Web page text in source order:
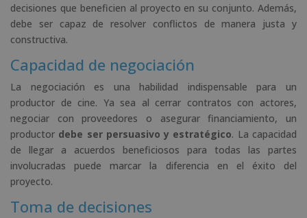
decisiones que beneficien al proyecto en su conjunto. Además,
debe ser capaz de resolver conflictos de manera justa y
constructiva.
Capacidad de negociación
La negociación es una habilidad indispensable para un
productor de cine. Ya sea al cerrar contratos con actores,
negociar con proveedores o asegurar financiamiento, un
productor debe ser persuasivo y estratégico. La capacidad
de llegar a acuerdos beneficiosos para todas las partes
involucradas puede marcar la diferencia en el éxito del
proyecto.
Toma de decisiones